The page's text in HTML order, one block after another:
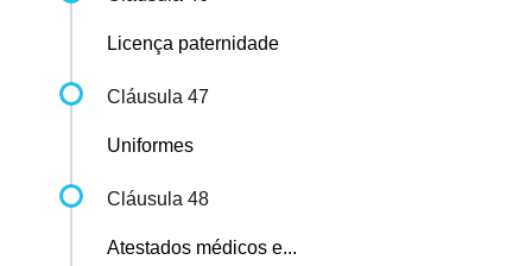
Licença paternidade
Cláusula 47
Uniformes
Cláusula 48
Atestados médicos e...